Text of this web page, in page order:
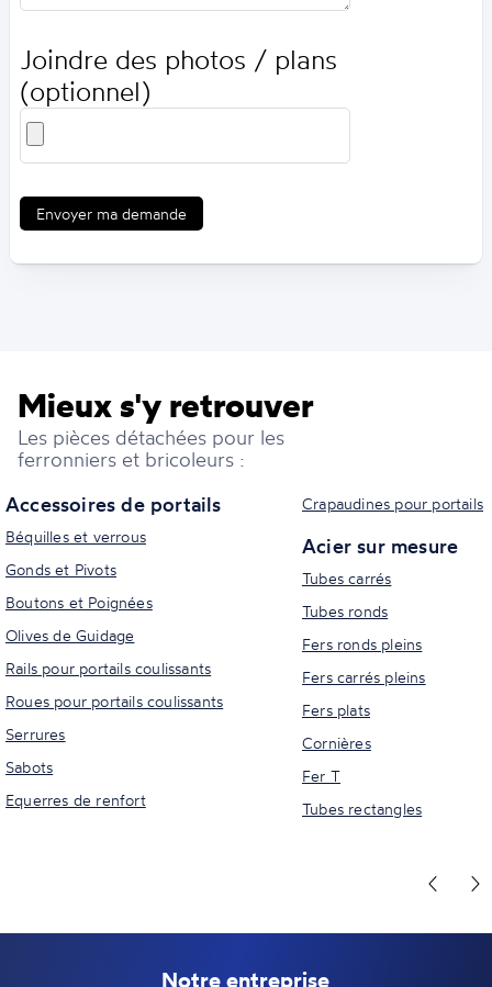
Joindre des photos / plans
(optionnel)
Envoyer ma demande
Mieux s'y retrouver
Les pièces détachées pour les
ferronniers et bricoleurs :
Accessoires de portails
Béquilles et verrous
Gonds et Pivots
Boutons et Poignées
Olives de Guidage
Rails pour portails coulissants
Roues pour portails coulissants
Serrures
Sabots
Equerres de renfort
Crapaudines pour portails
Acier sur mesure
Tubes carrés
Tubes ronds
Fers ronds pleins
Fers carrés pleins
Fers plats
Cornières
Fer T
Tubes rectangles
Notre entreprise